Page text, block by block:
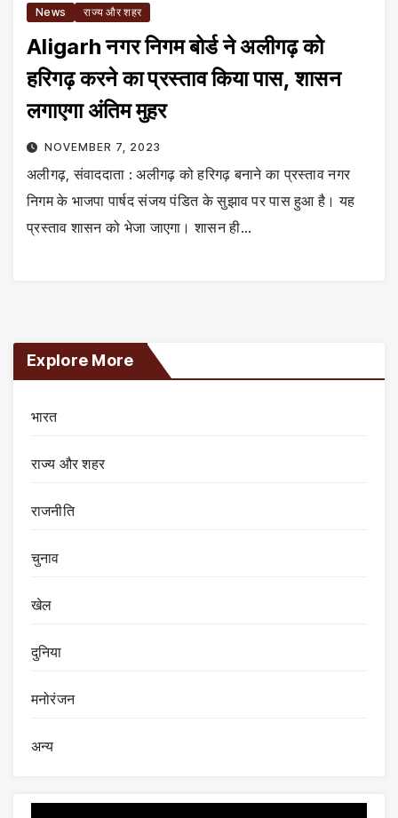
News राज्य और शहर
Aligarh नगर निगम बोर्ड ने अलीगढ़ को
हरिगढ़ करने का प्रस्ताव किया पास, शासन
लगाएगा अंतिम मुहर
NOVEMBER 7, 2023
अलीगढ़, संवाददाता : अलीगढ़ को हरिगढ़ बनाने का प्रस्ताव नगर
निगम के भाजपा पार्षद संजय पंडित के सुझाव पर पास हुआ है। यह
प्रस्ताव शासन को भेजा जाएगा। शासन ही…
Explore More
भारत
राज्य और शहर
राजनीति
चुनाव
खेल
दुनिया
मनोरंजन
अन्य